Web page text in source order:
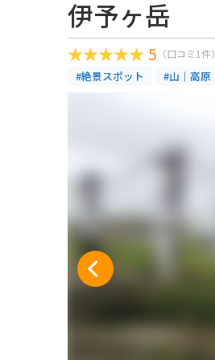
伊予ヶ岳
5 （口コミ1件）
#絶景スポット #山｜高原